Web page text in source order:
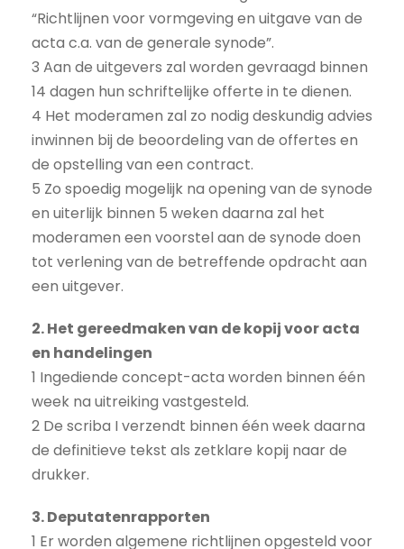
“Richtlijnen voor vormgeving en uitgave van de
acta c.a. van de generale synode”.
3 Aan de uitgevers zal worden gevraagd binnen
14 dagen hun schriftelijke offerte in te dienen.
4 Het moderamen zal zo nodig deskundig advies
inwinnen bij de beoordeling van de offertes en
de opstelling van een contract.
5 Zo spoedig mogelijk na opening van de synode
en uiterlijk binnen 5 weken daarna zal het
moderamen een voorstel aan de synode doen
tot verlening van de betreffende opdracht aan
een uitgever.
2. Het gereedmaken van de kopij voor acta
en handelingen
1 Ingediende concept-acta worden binnen één
week na uitreiking vastgesteld.
2 De scriba I verzendt binnen één week daarna
de definitieve tekst als zetklare kopij naar de
drukker.
3. Deputatenrapporten
1 Er worden algemene richtlijnen opgesteld voor